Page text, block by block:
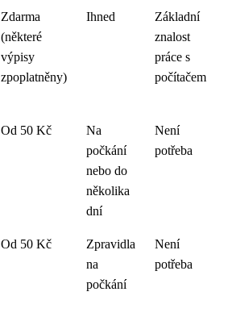
Zdarma
(některé
výpisy
zpoplatněny)
Ihned
Základní
znalost
práce s
počítačem
Od 50 Kč
Na
počkání
nebo do
několika
dní
Není
potřeba
Od 50 Kč
Zpravidla
na
počkání
Není
potřeba